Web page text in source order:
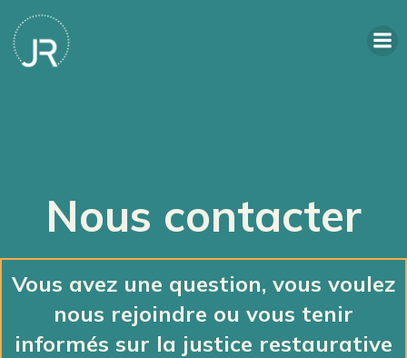
Nous contacter
Vous avez une question, vous voulez
nous rejoindre ou vous tenir
informés sur la justice restaurative